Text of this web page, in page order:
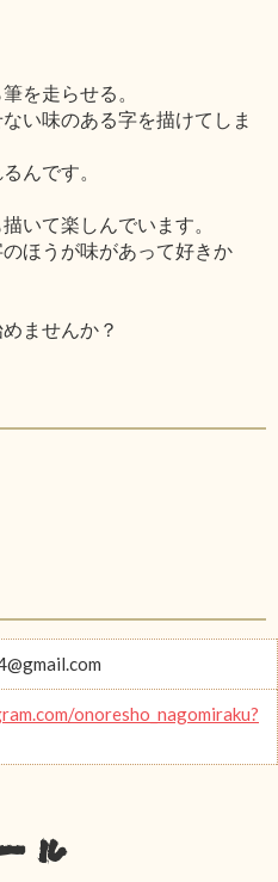
を走らせる。
い味のある字を描けてしま
んです。
いて楽しんでいます。
ほうが味があって好きか
ませんか？
onoresho_nagomiraku?
ル